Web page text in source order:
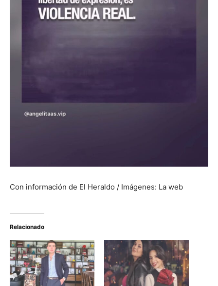
Con información de El Heraldo / Imágenes: La web
Relacionado